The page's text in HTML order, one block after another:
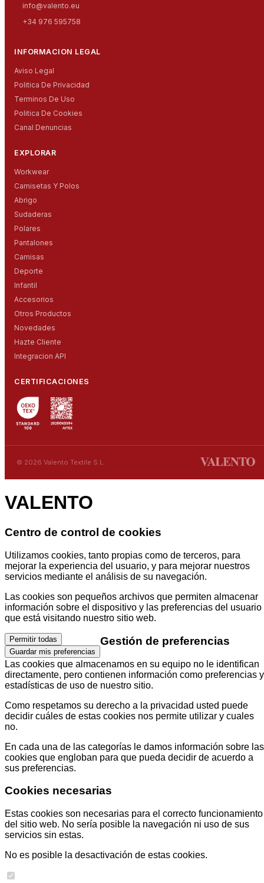
info@valento.eu
+34 976 595758
INFORMACION LEGAL
Aviso Legal
Politica De Privacidad
Terminos De Uso
Politica De Cookies
Canal Denuncias
EXPLORAR
Workwear
Camisetas Y Polos
Abrigo
Sudaderas
Polares
Pantalones
Camisas
Deporte
Infantil
Accesorios
Otros Productos
Novedades
Hazte Cliente
Integracion API
CERTIFICACIONES
© 2026 Valento Textile S.L.
VALENTO
Centro de control de cookies
Utilizamos cookies, tanto propias como de terceros, para
mejorar la experiencia del usuario, y para mejorar nuestros
servicios mediante el análisis de su navegación.
Las cookies son pequeños archivos que permiten almacenar
información sobre el dispositivo y las preferencias del usuario
que está visitando nuestro sitio web.
Permitir todas
Guardar mis preferencias
Gestión de preferencias
Las cookies que almacenamos en su equipo no le identifican
directamente, pero contienen información como preferencias y
estadísticas de uso de nuestro sitio.
Como respetamos su derecho a la privacidad usted puede
decidir cuáles de estas cookies nos permite utilizar y cuales
no.
En cada una de las categorías le damos información sobre las
cookies que engloban para que pueda decidir de acuerdo a
sus preferencias.
Cookies necesarias
Estas cookies son necesarias para el correcto funcionamiento
del sitio web. No sería posible la navegación ni uso de sus
servicios sin estas.
No es posible la desactivación de estas cookies.